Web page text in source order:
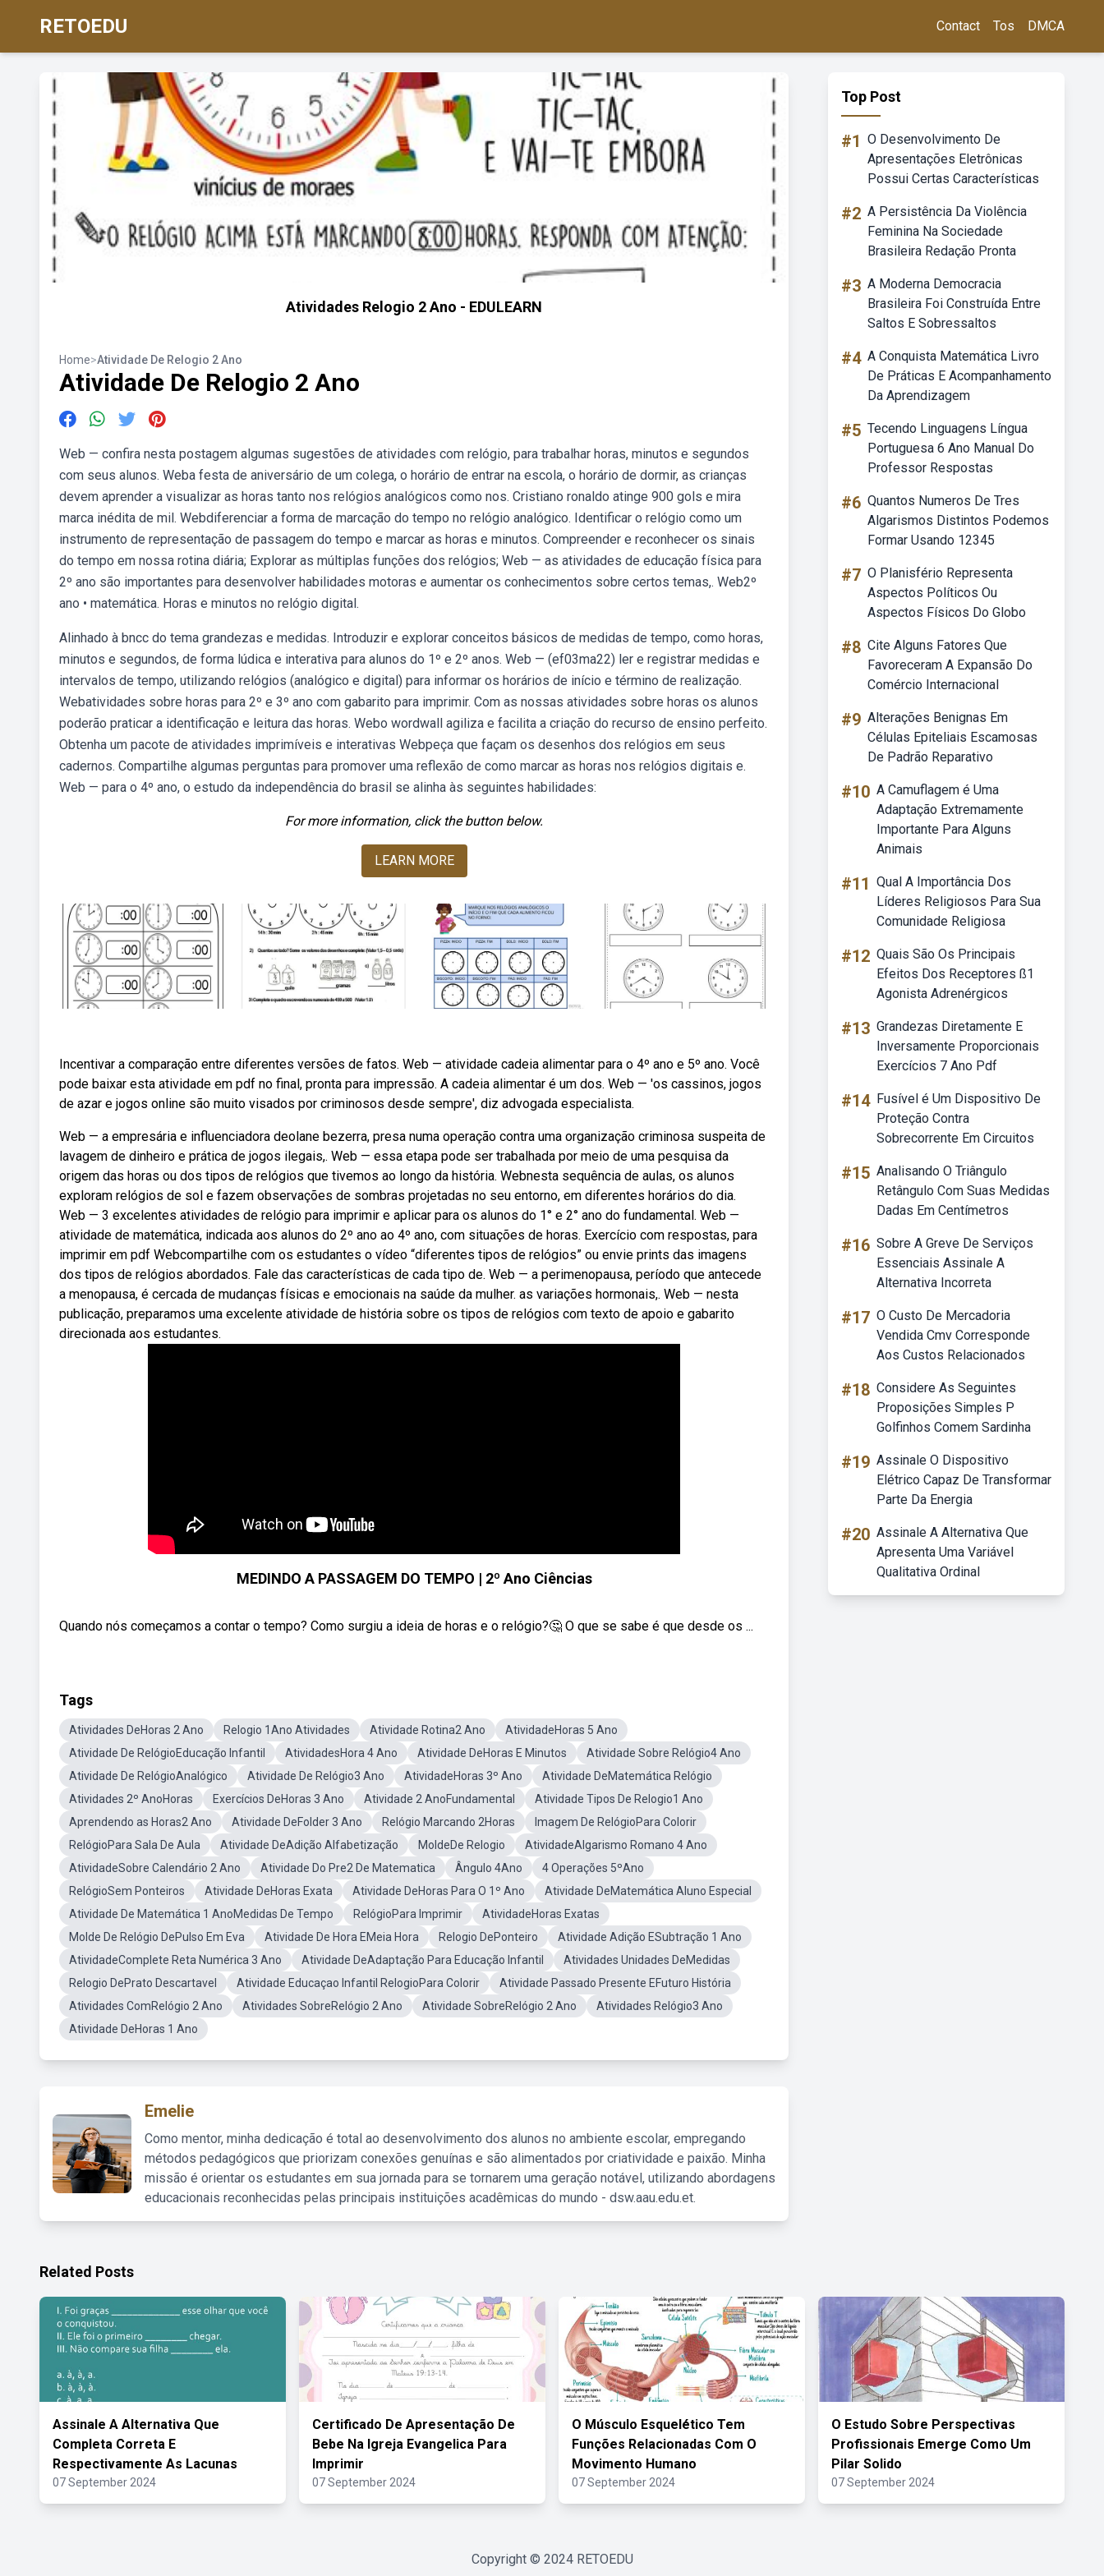
RETOEDU Contact Tos DMCA
Atividades Relogio 2 Ano - EDULEARN
Home>Atividade De Relogio 2 Ano
Atividade De Relogio 2 Ano
Web — confira nesta postagem algumas sugestões de atividades com relógio, para trabalhar horas, minutos e segundos
com seus alunos. Weba festa de aniversário de um colega, o horário de entrar na escola, o horário de dormir, as crianças
devem aprender a visualizar as horas tanto nos relógios analógicos como nos. Cristiano ronaldo atinge 900 gols e mira
marca inédita de mil. Webdiferenciar a forma de marcação do tempo no relógio analógico. Identificar o relógio como um
instrumento de representação de passagem do tempo e marcar as horas e minutos. Compreender e reconhecer os sinais
do tempo em nossa rotina diária; Explorar as múltiplas funções dos relógios; Web — as atividades de educação física para
2º ano são importantes para desenvolver habilidades motoras e aumentar os conhecimentos sobre certos temas,. Web2º
ano • matemática. Horas e minutos no relógio digital.
Alinhado à bncc do tema grandezas e medidas. Introduzir e explorar conceitos básicos de medidas de tempo, como horas,
minutos e segundos, de forma lúdica e interativa para alunos do 1º e 2º anos. Web — (ef03ma22) ler e registrar medidas e
intervalos de tempo, utilizando relógios (analógico e digital) para informar os horários de início e término de realização.
Webatividades sobre horas para 2º e 3º ano com gabarito para imprimir. Com as nossas atividades sobre horas os alunos
poderão praticar a identificação e leitura das horas. Webo wordwall agiliza e facilita a criação do recurso de ensino perfeito.
Obtenha um pacote de atividades imprimíveis e interativas Webpeça que façam os desenhos dos relógios em seus
cadernos. Compartilhe algumas perguntas para promover uma reflexão de como marcar as horas nos relógios digitais e.
Web — para o 4º ano, o estudo da independência do brasil se alinha às seguintes habilidades:
For more information, click the button below.
LEARN MORE
Incentivar a comparação entre diferentes versões de fatos. Web — atividade cadeia alimentar para o 4º ano e 5º ano. Você
pode baixar esta atividade em pdf no final, pronta para impressão. A cadeia alimentar é um dos. Web — 'os cassinos, jogos
de azar e jogos online são muito visados por criminosos desde sempre', diz advogada especialista.
Web — a empresária e influenciadora deolane bezerra, presa numa operação contra uma organização criminosa suspeita de
lavagem de dinheiro e prática de jogos ilegais,. Web — essa etapa pode ser trabalhada por meio de uma pesquisa da
origem das horas ou dos tipos de relógios que tivemos ao longo da história. Webnesta sequência de aulas, os alunos
exploram relógios de sol e fazem observações de sombras projetadas no seu entorno, em diferentes horários do dia.
Web — 3 excelentes atividades de relógio para imprimir e aplicar para os alunos do 1° e 2° ano do fundamental. Web —
atividade de matemática, indicada aos alunos do 2º ano ao 4º ano, com situações de horas. Exercício com respostas, para
imprimir em pdf Webcompartilhe com os estudantes o vídeo “diferentes tipos de relógios” ou envie prints das imagens
dos tipos de relógios abordados. Fale das características de cada tipo de. Web — a perimenopausa, período que antecede
a menopausa, é cercada de mudanças físicas e emocionais na saúde da mulher. as variações hormonais,. Web — nesta
publicação, preparamos uma excelente atividade de história sobre os tipos de relógios com texto de apoio e gabarito
direcionada aos estudantes.
MEDINDO A PASSAGEM DO TEMPO | 2º Ano Ciências
Quando nós começamos a contar o tempo? Como surgiu a ideia de horas e o relógio?🤔 O que se sabe é que desde os ...
Tags
Atividades DeHoras 2 Ano Relogio 1Ano Atividades Atividade Rotina2 Ano
AtividadeHoras 5 Ano
Atividade De RelógioEducação Infantil
AtividadesHora 4 Ano Atividade DeHoras E Minutos
Atividade Sobre Relógio4 Ano
Atividade De RelógioAnalógico
Atividade De Relógio3 Ano AtividadeHoras 3º Ano
Atividade DeMatemática Relógio
Atividades 2º AnoHoras
Exercícios DeHoras 3 Ano Atividade 2 AnoFundamental
Atividade Tipos De Relogio1 Ano
Aprendendo as Horas2 Ano
Atividade DeFolder 3 Ano Relógio Marcando 2Horas
Imagem De RelógioPara Colorir
RelógioPara Sala De Aula
Atividade DeAdição Alfabetização MoldeDe Relogio
AtividadeAlgarismo Romano 4 Ano
AtividadeSobre Calendário 2 Ano
Atividade Do Pre2 De Matematica Ângulo 4Ano
4 Operações 5ºAno
RelógioSem Ponteiros
Atividade DeHoras Exata Atividade DeHoras Para O 1º Ano
Atividade DeMatemática Aluno Especial
Atividade De Matemática 1 AnoMedidas De Tempo
RelógioPara Imprimir
AtividadeHoras Exatas
Molde De Relógio DePulso Em Eva
Atividade De Hora EMeia Hora Relogio DePonteiro
Atividade Adição ESubtração 1 Ano
AtividadeComplete Reta Numérica 3 Ano
Atividade DeAdaptação Para Educação Infantil
Atividades Unidades DeMedidas
Relogio DePrato Descartavel
Atividade Educaçao Infantil RelogioPara Colorir
Atividade Passado Presente EFuturo História
Atividades ComRelógio 2 Ano
Atividades SobreRelógio 2 Ano Atividade SobreRelógio 2 Ano
Atividades Relógio3 Ano
Atividade DeHoras 1 Ano
Emelie
Como mentor, minha dedicação é total ao desenvolvimento dos alunos no ambiente escolar, empregando
métodos pedagógicos que priorizam conexões genuínas e são alimentados por criatividade e paixão. Minha
missão é orientar os estudantes em sua jornada para se tornarem uma geração notável, utilizando abordagens
educacionais reconhecidas pelas principais instituições acadêmicas do mundo - dsw.aau.edu.et.
Top Post
#1 O Desenvolvimento De
Apresentações Eletrônicas
Possui Certas Características
#2 A Persistência Da Violência
Feminina Na Sociedade
Brasileira Redação Pronta
#3 A Moderna Democracia
Brasileira Foi Construída Entre
Saltos E Sobressaltos
#4 A Conquista Matemática Livro
De Práticas E Acompanhamento
Da Aprendizagem
#5 Tecendo Linguagens Língua
Portuguesa 6 Ano Manual Do
Professor Respostas
#6 Quantos Numeros De Tres
Algarismos Distintos Podemos
Formar Usando 12345
#7 O Planisfério Representa
Aspectos Políticos Ou
Aspectos Físicos Do Globo
#8 Cite Alguns Fatores Que
Favoreceram A Expansão Do
Comércio Internacional
#9 Alterações Benignas Em
Células Epiteliais Escamosas
De Padrão Reparativo
#10 A Camuflagem é Uma
Adaptação Extremamente
Importante Para Alguns
Animais
#11 Qual A Importância Dos
Líderes Religiosos Para Sua
Comunidade Religiosa
#12 Quais São Os Principais
Efeitos Dos Receptores ß1
Agonista Adrenérgicos
#13 Grandezas Diretamente E
Inversamente Proporcionais
Exercícios 7 Ano Pdf
#14 Fusível é Um Dispositivo De
Proteção Contra
Sobrecorrente Em Circuitos
#15 Analisando O Triângulo
Retângulo Com Suas Medidas
Dadas Em Centímetros
#16 Sobre A Greve De Serviços
Essenciais Assinale A
Alternativa Incorreta
#17 O Custo De Mercadoria
Vendida Cmv Corresponde
Aos Custos Relacionados
#18 Considere As Seguintes
Proposições Simples P
Golfinhos Comem Sardinha
#19 Assinale O Dispositivo
Elétrico Capaz De Transformar
Parte Da Energia
#20 Assinale A Alternativa Que
Apresenta Uma Variável
Qualitativa Ordinal
Related Posts
Assinale A Alternativa Que
Completa Correta E
Respectivamente As Lacunas
07 September 2024
Certificado De Apresentação De
Bebe Na Igreja Evangelica Para
Imprimir
07 September 2024
O Músculo Esquelético Tem
Funções Relacionadas Com O
Movimento Humano
07 September 2024
O Estudo Sobre Perspectivas
Profissionais Emerge Como Um
Pilar Solido
07 September 2024
Copyright © 2024 RETOEDU